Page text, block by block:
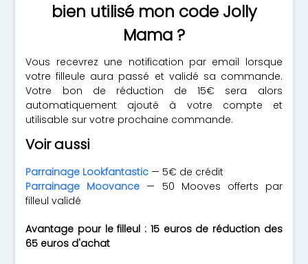
bien utilisé mon code Jolly
Mama ?
Vous recevrez une notification par email lorsque
votre filleule aura passé et validé sa commande.
Votre bon de réduction de 15€ sera alors
automatiquement ajouté à votre compte et
utilisable sur votre prochaine commande.
Voir aussi
Parrainage Lookfantastic — 5€ de crédit
Parrainage Moovance — 50 Mooves offerts par
filleul validé
Avantage pour le filleul : 15 euros de réduction des
65 euros d'achat